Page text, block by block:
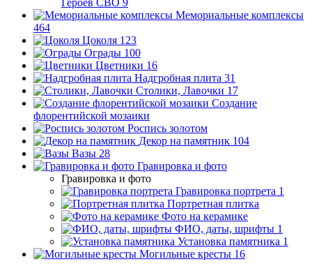
Героев СВО 9
Мемориальные комплексы
464
Цоколя 123
Ограды 100
Цветники 16
Надгробная плита 31
Столики, Лавочки 17
Создание
флорентийской мозаики
Роспись золотом
Декор на памятник 104
Вазы 28
Гравировка и фото
Гравировка и фото
Гравировка портрета 1
Портретная плитка
Фото на керамике
ФИО, даты, шрифты 1
Установка памятника 1
Могильные кресты 16